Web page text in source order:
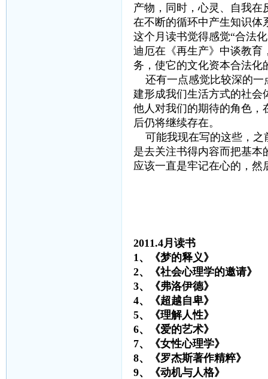
产物，同时，心灵、自我在
在不断的循环中产生知识体
这个月读书觉得感觉“合法
迪厄在《再生产》中谈教育
务，使它的文化资本合法化
还有一点感觉比较深的一
建形成我们生活方式的社会
他人对我们的期待的角色，
后仍将继续存在。
可能我现在写的这些，之
是去关注书得内容而把基本
应该一直是牢记在心的，然
2011.4月读书
1、《梦的释义
2、《社会心理学的邀
3、《弗洛伊德》
4、《超越自卑
5、《理解人性
6、《爱的艺术
7、《女性心理学》
8、《罗杰斯著作精粹
9、《动机与人格